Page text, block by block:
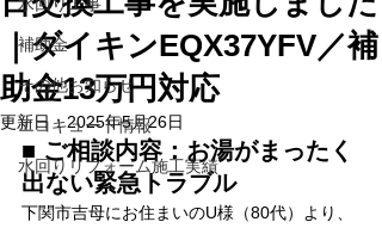
補助金
その他お知らせ
エコキュート情報
水回りリフォーム施工実績
｜ダイキンEQX37YFV／補
助金13万円対応
更新日：2025年5月26日
■ ご相談内容：お湯がまったく
出ない緊急トラブル
下関市吉母にお住まいのU様（80代）より、